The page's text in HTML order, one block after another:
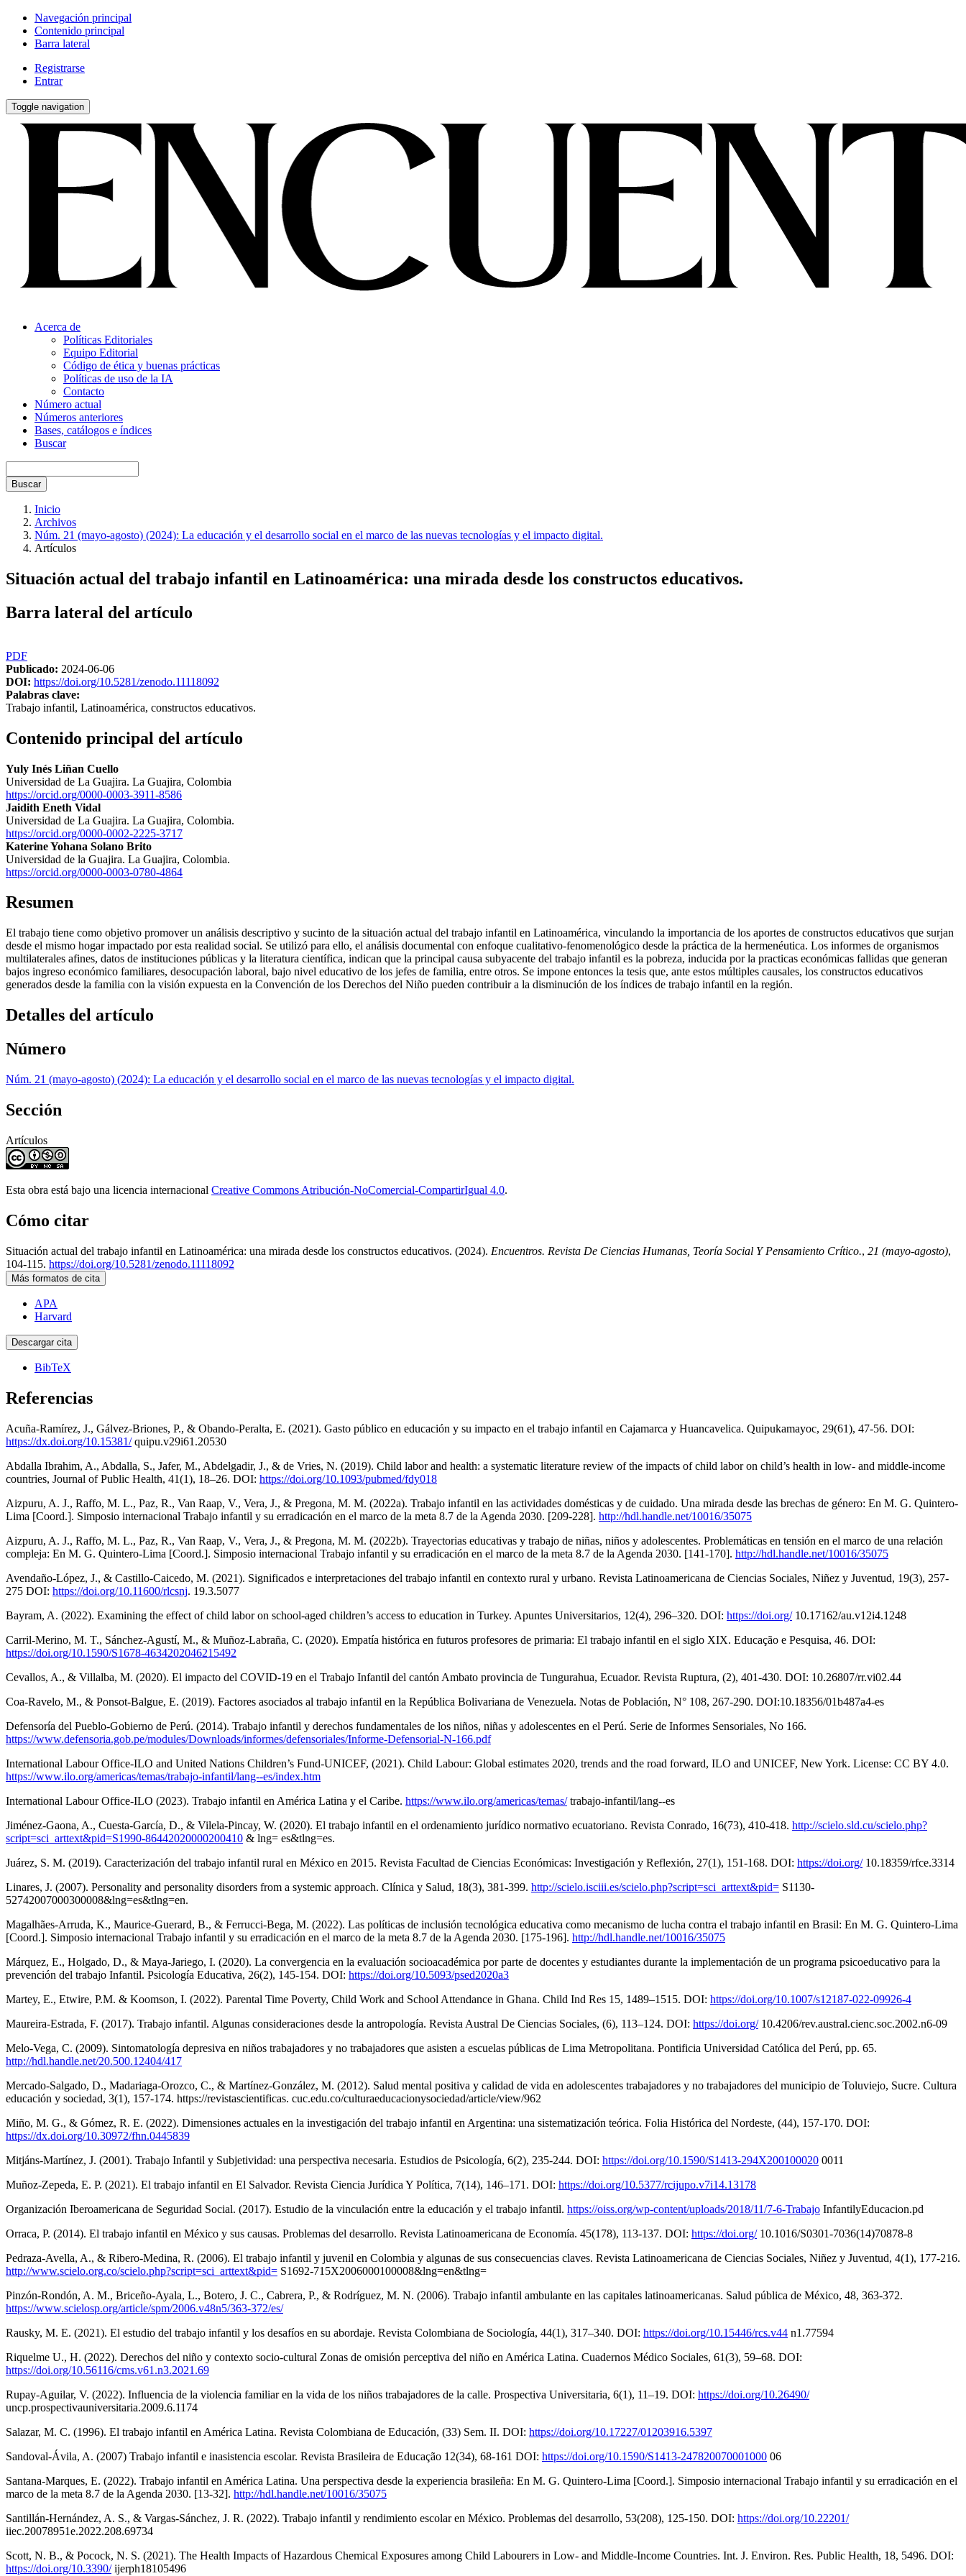
Navegación principal
Contenido principal
Barra lateral
Registrarse
Entrar
Toggle navigation
Acerca de
Políticas Editoriales
Equipo Editorial
Código de ética y buenas prácticas
Políticas de uso de la IA
Contacto
Número actual
Números anteriores
Bases, catálogos e índices
Buscar
Buscar
Inicio
Archivos
Núm. 21 (mayo-agosto) (2024): La educación y el desarrollo social en el marco de las nuevas tecnologías y el impacto digital.
Artículos
Situación actual del trabajo infantil en Latinoamérica: una mirada desde los constructos educativos.
Barra lateral del artículo
PDF
Publicado: 2024-06-06
DOI: https://doi.org/10.5281/zenodo.11118092
Palabras clave:
Trabajo infantil, Latinoamérica, constructos educativos.
Contenido principal del artículo
Yuly Inés Liñan Cuello
Universidad de La Guajira. La Guajira, Colombia
https://orcid.org/0000-0003-3911-8586
Jaidith Eneth Vidal
Universidad de La Guajira. La Guajira, Colombia.
https://orcid.org/0000-0002-2225-3717
Katerine Yohana Solano Brito
Universidad de la Guajira. La Guajira, Colombia.
https://orcid.org/0000-0003-0780-4864
Resumen
El trabajo tiene como objetivo promover un análisis descriptivo y sucinto de la situación actual del trabajo infantil en Latinoamérica, vinculando la importancia de los aportes de constructos educativos que surjan
desde el mismo hogar impactado por esta realidad social. Se utilizó para ello, el análisis documental con enfoque cualitativo-fenomenológico desde la práctica de la hermenéutica. Los informes de organismos
multilaterales afines, datos de instituciones públicas y la literatura científica, indican que la principal causa subyacente del trabajo infantil es la pobreza, inducida por la practicas económicas fallidas que generan
bajos ingreso económico familiares, desocupación laboral, bajo nivel educativo de los jefes de familia, entre otros. Se impone entonces la tesis que, ante estos múltiples causales, los constructos educativos
generados desde la familia con la visión expuesta en la Convención de los Derechos del Niño pueden contribuir a la disminución de los índices de trabajo infantil en la región.
Detalles del artículo
Número
Núm. 21 (mayo-agosto) (2024): La educación y el desarrollo social en el marco de las nuevas tecnologías y el impacto digital.
Sección
Artículos
Esta obra está bajo una licencia internacional Creative Commons Atribución-NoComercial-CompartirIgual 4.0.
Cómo citar
Situación actual del trabajo infantil en Latinoamérica: una mirada desde los constructos educativos. (2024). Encuentros. Revista De Ciencias Humanas, Teoría Social Y Pensamiento Crítico., 21 (mayo-agosto),
104-115. https://doi.org/10.5281/zenodo.11118092
Más formatos de cita
APA
Harvard
Descargar cita
BibTeX
Referencias
Acuña-Ramírez, J., Gálvez-Briones, P., & Obando-Peralta, E. (2021). Gasto público en educación y su impacto en el trabajo infantil en Cajamarca y Huancavelica. Quipukamayoc, 29(61), 47-56. DOI:
https://dx.doi.org/10.15381/quipu.v29i61.20530
Abdalla Ibrahim, A., Abdalla, S., Jafer, M., Abdelgadir, J., & de Vries, N. (2019). Child labor and health: a systematic literature review of the impacts of child labor on child’s health in low- and middle-income
countries, Journal of Public Health, 41(1), 18–26. DOI: https://doi.org/10.1093/pubmed/fdy018
Aizpuru, A. J., Raffo, M. L., Paz, R., Van Raap, V., Vera, J., & Pregona, M. M. (2022a). Trabajo infantil en las actividades domésticas y de cuidado. Una mirada desde las brechas de género: En M. G. Quintero-
Lima [Coord.]. Simposio internacional Trabajo infantil y su erradicación en el marco de la meta 8.7 de la Agenda 2030. [209-228]. http://hdl.handle.net/10016/35075
Aizpuru, A. J., Raffo, M. L., Paz, R., Van Raap, V., Vera, J., & Pregona, M. M. (2022b). Trayectorias educativas y trabajo de niñas, niños y adolescentes. Problemáticas en tensión en el marco de una relación
compleja: En M. G. Quintero-Lima [Coord.]. Simposio internacional Trabajo infantil y su erradicación en el marco de la meta 8.7 de la Agenda 2030. [141-170]. http://hdl.handle.net/10016/35075
Avendaño-López, J., & Castillo-Caicedo, M. (2021). Significados e interpretaciones del trabajo infantil en contexto rural y urbano. Revista Latinoamericana de Ciencias Sociales, Niñez y Juventud, 19(3), 257-
275 DOI: https://doi.org/10.11600/rlcsnj. 19.3.5077
Bayram, A. (2022). Examining the effect of child labor on school-aged children’s access to education in Turkey. Apuntes Universitarios, 12(4), 296–320. DOI: https://doi.org/10.17162/au.v12i4.1248
Carril-Merino, M. T., Sánchez-Agustí, M., & Muñoz-Labraña, C. (2020). Empatía histórica en futuros profesores de primaria: El trabajo infantil en el siglo XIX. Educação e Pesquisa, 46. DOI:
https://doi.org/10.1590/S1678-4634202046215492
Cevallos, A., & Villalba, M. (2020). El impacto del COVID-19 en el Trabajo Infantil del cantón Ambato provincia de Tungurahua, Ecuador. Revista Ruptura, (2), 401-430. DOI: 10.26807/rr.vi02.44
Coa-Ravelo, M., & Ponsot-Balgue, E. (2019). Factores asociados al trabajo infantil en la República Bolivariana de Venezuela. Notas de Población, N° 108, 267-290. DOI:10.18356/01b487a4-es
Defensoría del Pueblo-Gobierno de Perú. (2014). Trabajo infantil y derechos fundamentales de los niños, niñas y adolescentes en el Perú. Serie de Informes Sensoriales, No 166.
https://www.defensoria.gob.pe/modules/Downloads/informes/defensoriales/Informe-Defensorial-N-166.pdf
International Labour Office-ILO and United Nations Children’s Fund-UNICEF, (2021). Child Labour: Global estimates 2020, trends and the road forward, ILO and UNICEF, New York. License: CC BY 4.0.
https://www.ilo.org/americas/temas/trabajo-infantil/lang--es/index.htm
International Labour Office-ILO (2023). Trabajo infantil en América Latina y el Caribe. https://www.ilo.org/americas/temas/trabajo-infantil/lang--es
Jiménez-Gaona, A., Cuesta-García, D., & Vilela-Pincay, W. (2020). El trabajo infantil en el ordenamiento jurídico normativo ecuatoriano. Revista Conrado, 16(73), 410-418. http://scielo.sld.cu/scielo.php?
script=sci_arttext&pid=S1990-86442020000200410 & lng= es&tlng=es.
Juárez, S. M. (2019). Caracterización del trabajo infantil rural en México en 2015. Revista Facultad de Ciencias Económicas: Investigación y Reflexión, 27(1), 151-168. DOI: https://doi.org/10.18359/rfce.3314
Linares, J. (2007). Personality and personality disorders from a systemic approach. Clínica y Salud, 18(3), 381-399. http://scielo.isciii.es/scielo.php?script=sci_arttext&pid= S1130-
52742007000300008&lng=es&tlng=en.
Magalhães-Arruda, K., Maurice-Guerard, B., & Ferrucci-Bega, M. (2022). Las políticas de inclusión tecnológica educativa como mecanismo de lucha contra el trabajo infantil en Brasil: En M. G. Quintero-Lima
[Coord.]. Simposio internacional Trabajo infantil y su erradicación en el marco de la meta 8.7 de la Agenda 2030. [175-196]. http://hdl.handle.net/10016/35075
Márquez, E., Holgado, D., & Maya-Jariego, I. (2020). La convergencia en la evaluación socioacadémica por parte de docentes y estudiantes durante la implementación de un programa psicoeducativo para la
prevención del trabajo Infantil. Psicología Educativa, 26(2), 145-154. DOI: https://doi.org/10.5093/psed2020a3
Martey, E., Etwire, P.M. & Koomson, I. (2022). Parental Time Poverty, Child Work and School Attendance in Ghana. Child Ind Res 15, 1489–1515. DOI: https://doi.org/10.1007/s12187-022-09926-4
Maureira-Estrada, F. (2017). Trabajo infantil. Algunas consideraciones desde la antropología. Revista Austral De Ciencias Sociales, (6), 113–124. DOI: https://doi.org/10.4206/rev.austral.cienc.soc.2002.n6-09
Melo-Vega, C. (2009). Sintomatología depresiva en niños trabajadores y no trabajadores que asisten a escuelas públicas de Lima Metropolitana. Pontificia Universidad Católica del Perú, pp. 65.
http://hdl.handle.net/20.500.12404/417
Mercado-Salgado, D., Madariaga-Orozco, C., & Martínez-González, M. (2012). Salud mental positiva y calidad de vida en adolescentes trabajadores y no trabajadores del municipio de Toluviejo, Sucre. Cultura
educación y sociedad, 3(1), 157-174. https://revistascientificas. cuc.edu.co/culturaeducacionysociedad/article/view/962
Miño, M. G., & Gómez, R. E. (2022). Dimensiones actuales en la investigación del trabajo infantil en Argentina: una sistematización teórica. Folia Histórica del Nordeste, (44), 157-170. DOI:
https://dx.doi.org/10.30972/fhn.0445839
Mitjáns-Martínez, J. (2001). Trabajo Infantil y Subjetividad: una perspectiva necesaria. Estudios de Psicología, 6(2), 235-244. DOI: https://doi.org/10.1590/S1413-294X200100020 0011
Muñoz-Zepeda, E. P. (2021). El trabajo infantil en El Salvador. Revista Ciencia Jurídica Y Política, 7(14), 146–171. DOI: https://doi.org/10.5377/rcijupo.v7i14.13178
Organización Iberoamericana de Seguridad Social. (2017). Estudio de la vinculación entre la educación y el trabajo infantil. https://oiss.org/wp-content/uploads/2018/11/7-6-Trabajo InfantilyEducacion.pd
Orraca, P. (2014). El trabajo infantil en México y sus causas. Problemas del desarrollo. Revista Latinoamericana de Economía. 45(178), 113-137. DOI: https://doi.org/10.1016/S0301-7036(14)70878-8
Pedraza-Avella, A., & Ribero-Medina, R. (2006). El trabajo infantil y juvenil en Colombia y algunas de sus consecuencias claves. Revista Latinoamericana de Ciencias Sociales, Niñez y Juventud, 4(1), 177-216.
http://www.scielo.org.co/scielo.php?script=sci_arttext&pid= S1692-715X2006000100008&lng=en&tlng=
Pinzón-Rondón, A. M., Briceño-Ayala, L., Botero, J. C., Cabrera, P., & Rodríguez, M. N. (2006). Trabajo infantil ambulante en las capitales latinoamericanas. Salud pública de México, 48, 363-372.
https://www.scielosp.org/article/spm/2006.v48n5/363-372/es/
Rausky, M. E. (2021). El estudio del trabajo infantil y los desafíos en su abordaje. Revista Colombiana de Sociología, 44(1), 317–340. DOI: https://doi.org/10.15446/rcs.v44 n1.77594
Riquelme U., H. (2022). Derechos del niño y contexto socio-cultural Zonas de omisión perceptiva del niño en América Latina. Cuadernos Médico Sociales, 61(3), 59–68. DOI:
https://doi.org/10.56116/cms.v61.n3.2021.69
Rupay-Aguilar, V. (2022). Influencia de la violencia familiar en la vida de los niños trabajadores de la calle. Prospectiva Universitaria, 6(1), 11–19. DOI: https://doi.org/10.26490/
uncp.prospectivauniversitaria.2009.6.1174
Salazar, M. C. (1996). El trabajo infantil en América Latina. Revista Colombiana de Educación, (33) Sem. II. DOI: https://doi.org/10.17227/01203916.5397
Sandoval-Ávila, A. (2007) Trabajo infantil e inasistencia escolar. Revista Brasileira de Educação 12(34), 68-161 DOI: https://doi.org/10.1590/S1413-247820070001000 06
Santana-Marques, E. (2022). Trabajo infantil en América Latina. Una perspectiva desde la experiencia brasileña: En M. G. Quintero-Lima [Coord.]. Simposio internacional Trabajo infantil y su erradicación en el
marco de la meta 8.7 de la Agenda 2030. [13-32]. http://hdl.handle.net/10016/35075
Santillán-Hernández, A. S., & Vargas-Sánchez, J. R. (2022). Trabajo infantil y rendimiento escolar en México. Problemas del desarrollo, 53(208), 125-150. DOI: https://doi.org/10.22201/
iiec.20078951e.2022.208.69734
Scott, N. B., & Pocock, N. S. (2021). The Health Impacts of Hazardous Chemical Exposures among Child Labourers in Low- and Middle-Income Countries. Int. J. Environ. Res. Public Health, 18, 5496. DOI:
https://doi.org/10.3390/ijerph18105496